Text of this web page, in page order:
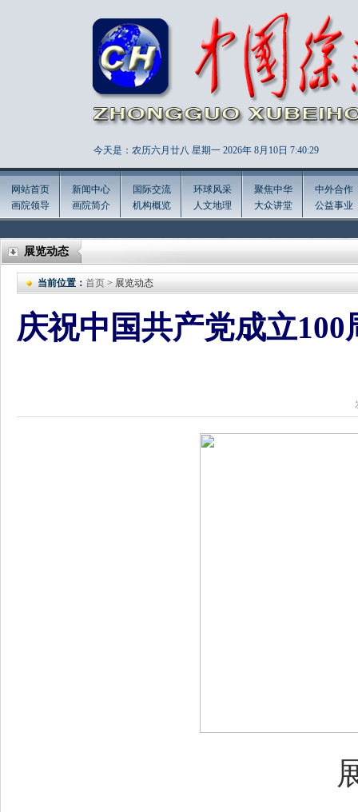
今天是：农历六月廿八 星期一 2026年 8月10日 7:40:30
网站首页
画院领导
新闻中心
画院简介
国际交流
机构概览
环球风采
人文地理
聚焦中华
大众讲堂
中外合作
公益事业
展览动态
当前位置： 首页 > 展览动态
庆祝中国共产党成立